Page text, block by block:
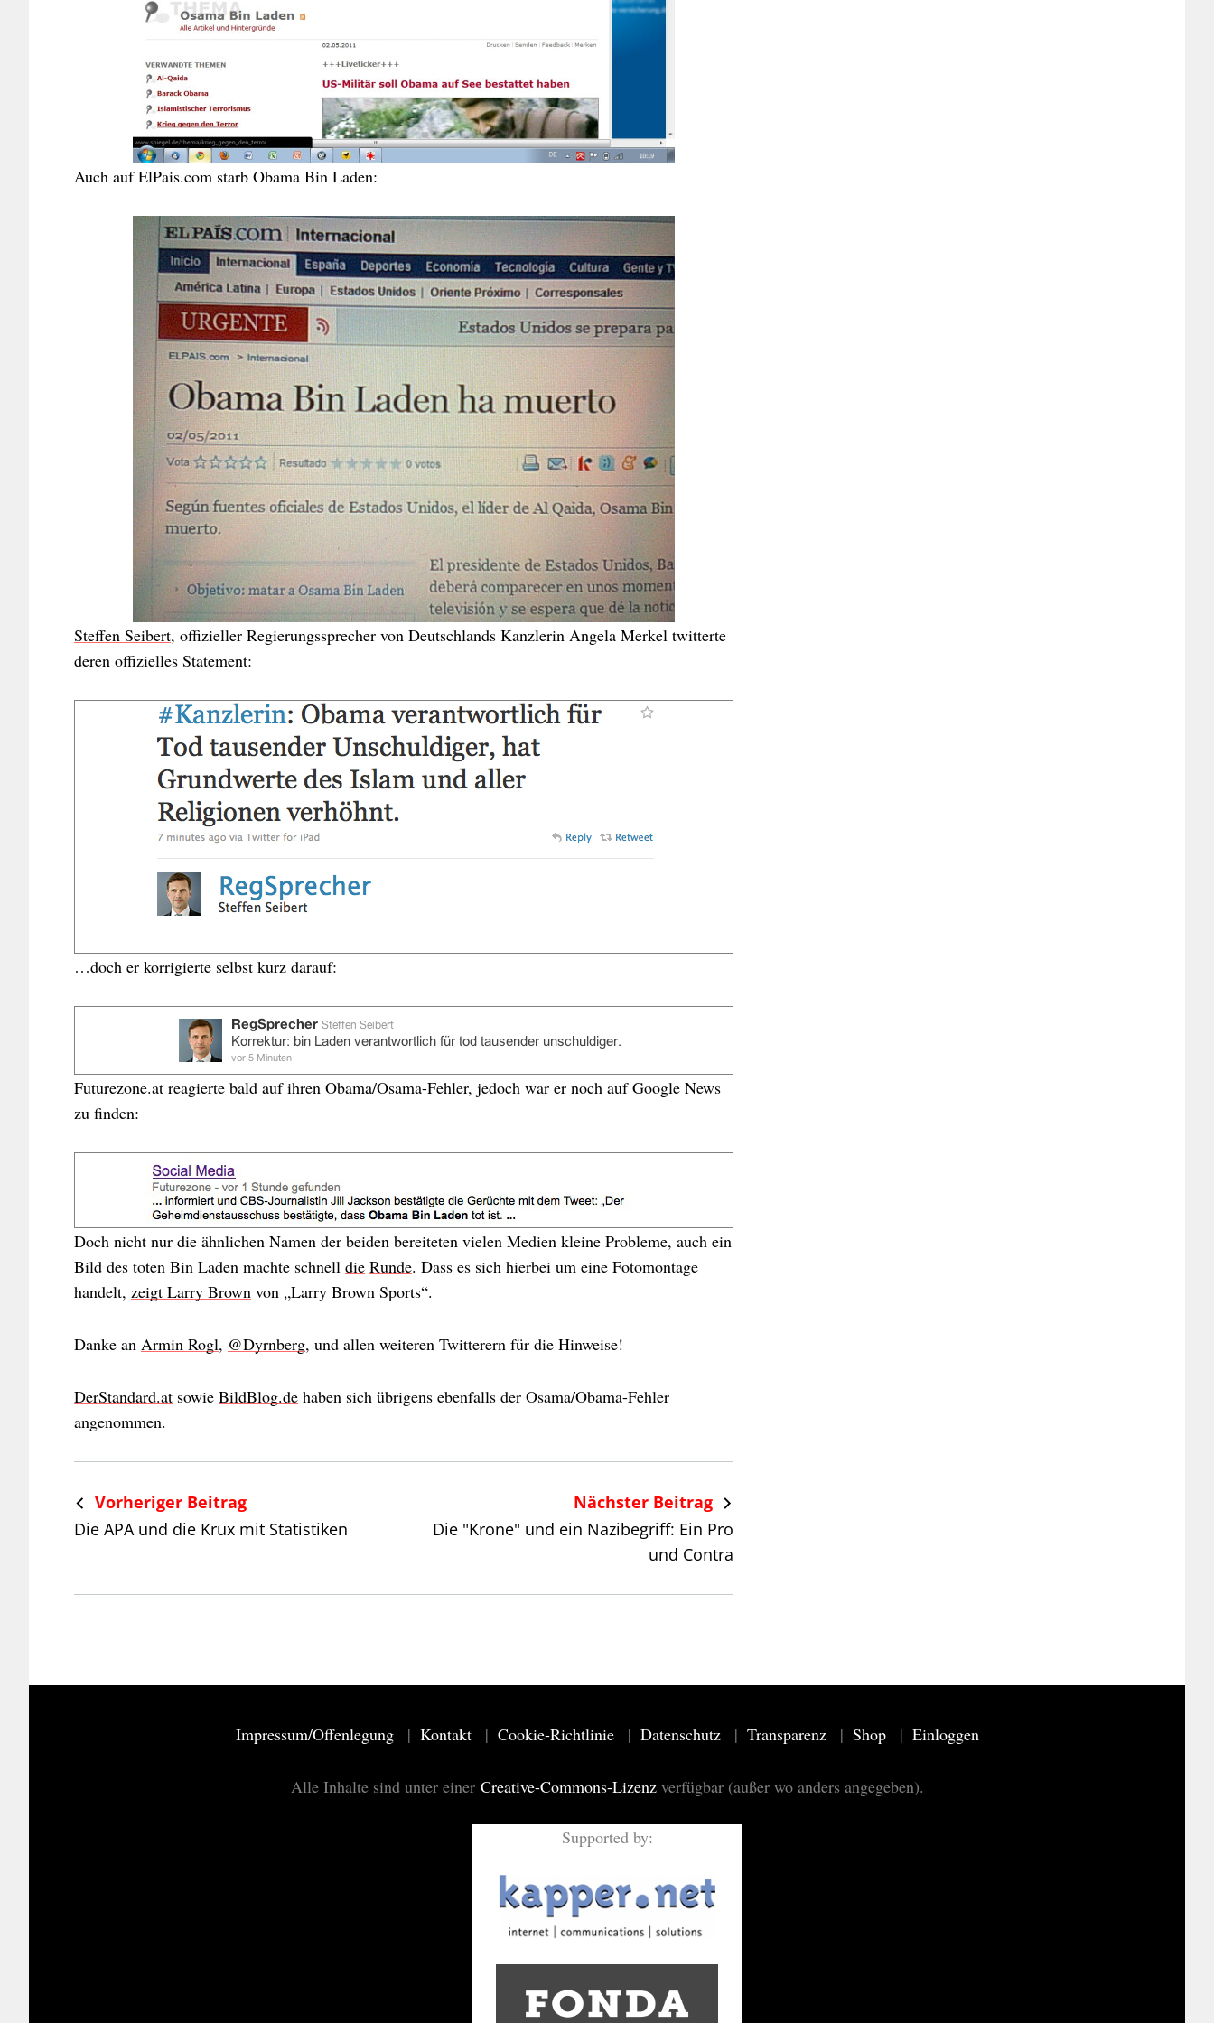
Auch auf ElPais.com starb Obama Bin Laden:
Steffen Seibert, offizieller Regierungssprecher von Deutschlands Kanzlerin Angela Merkel twitterte
deren offizielles Statement:
…doch er korrigierte selbst kurz darauf:
Futurezone.at reagierte bald auf ihren Obama/Osama-Fehler, jedoch war er noch auf Google News
zu finden:
Doch nicht nur die ähnlichen Namen der beiden bereiteten vielen Medien kleine Probleme, auch ein
Bild des toten Bin Laden machte schnell die Runde. Dass es sich hierbei um eine Fotomontage
handelt, zeigt Larry Brown von „Larry Brown Sports“.
Danke an Armin Rogl, @Dyrnberg, und allen weiteren Twitterern für die Hinweise!
DerStandard.at sowie BildBlog.de haben sich übrigens ebenfalls der Osama/Obama-Fehler
angenommen.
Vorheriger Beitrag
Die APA und die Krux mit Statistiken
Nächster Beitrag
Die "Krone" und ein Nazibegriff: Ein Pro
und Contra
Impressum/Offenlegung Kontakt Cookie-Richtlinie Datenschutz Transparenz Shop Einloggen
Alle Inhalte sind unter einer Creative-Commons-Lizenzverfügbar (außer wo anders angegeben).
Supported by: